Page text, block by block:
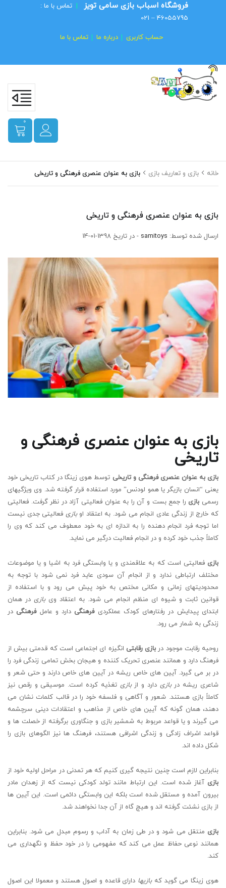
فروشگاه اسباب بازی سامی تویز | تماس با ما :
46055795 – 021
حساب کاربری درباره ما تماس با ما
0
خانه بازی و تعاریف بازی بازی به عنوان عنصری فرهنگی و تاریخی
بازی به عنوان عنصری فرهنگی و تاریخی
ارسال شده توسط: samitoys - در تاریخ 1398-01-14
بازی به عنوان عنصری فرهنگی و
تاریخی
بازی به عنوان عنصری فرهنگی و تاریخی توسط هوی زینگا در کتاب تاریخی خود
یعنی “انسان بازیگر یا همو لودنس” مورد استفاده قرار گرفته شد. وی ویژگیهای
رسمی بازی را جمع بست و آن را به عنوان فعالیتی آزاد در نظر گرفت. فعالیتی
که خارج از زندگی عادی انجام می شود. به اعتقاد اوبازی فعالیتی جدی نیست
اما توجه فرد انجام دهنده را به اندازه ای به خود معطوف می کند که وی را
کاملاً جذب خود کرده و در انجام فعالیت درگیر می نماید.
بازی فعالیتی است که به علاقمندی و یا وابستگی فرد به اشیا و یا موضوعات
مختلف ارتباطی ندارد و از انجام آن سودی عاید فرد نمی شود با توجه به
محدودیتهای زمانی و مکانی مختص به خود پیش می رود و با استفاده از
قوانین ثابت و شیوه ای منظم انجام می شود. به اعتقاد ویبازی در همان
ابتدای پیدایش در رفتارهای کودک عملکردیفرهنگی دارد و عاملفرهنگی در
زندگی به شمار می رود.
روحیه رقابت موجود در بازی رقابتی انگیزه ای اجتماعی است که قدمتی بیش از
فرهنگ دارد و همانند عنصری تحریک کننده و هیجان بخش تمامی زندگی فرد را
در بر می گیرد. آیین های خاص ریشه در آیین های خاص دارند و حتی شعر و
شاعری ریشه دربازی دارد و ازبازی تغذیه کرده است. موسیقی و رقص نیز
کاملاً بازی هستند. شعور و آگاهی و فلسفه خود را در قالب کلمات نشان می
دهند، همان گونه که آیین های خاص از مذاهب و اعتقادات دینی سرچشمه
می گیرند و یا قواعد مربوط به شمشیر بازی و جنگاوری برگرفته از خصلت ها و
قواعد اشراف زادگی و زندگی اشرافی هستند، فرهنگ ها نیز الگوهای بازی را
شکل داده اند.
بنابراین لازم است چنین نتیجه گیری کنیم که هر تمدنی در مراحل اولیه خود از
بازی آغاز شده است. این ارتباط مانند تولد کودکی نیست که از زهدان مادر
بیرون آمده و مستقل شده است بلکه این وابستگی دائمی است. این آیین ها
از بازی نشئت گرفته اند و هیچ گاه از آن جدا نخواهند شد.
بازی منتقل می شود و در طی زمان به آداب و رسوم مبدل می شود. بنابراین
همانند نوعی حفاظ عمل می کند که مفهومی را در خود حفظ و نگهداری می
کند.
هوی زینگا می گوید کهبازیها دارای قاعده و اصول هستند و معمولا این اصول